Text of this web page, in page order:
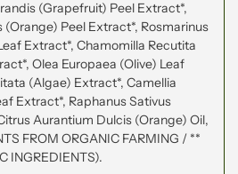
(Grapefruit) Peel Extract*,
Peel Extract*, Rosmarinus
Extract*, Chamomilla Recutita
Olea Europaea (Olive) Leaf
(Algae) Extract*, Camellia
Extract*, Raphanus Sativus
Aurantium Dulcis (Orange) Oil,
FROM ORGANIC FARMING / **
INGREDIENTS).